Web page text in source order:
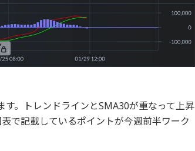
。トレンドラインとSMA30が重なって上昇
で記載しているポイントが今週前半ワーク